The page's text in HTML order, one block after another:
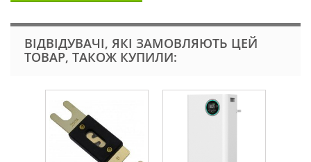
ВІДВІДУВАЧІ, ЯКІ ЗАМОВЛЯЮТЬ ЦЕЙ
ТОВАР, ТАКОЖ КУПИЛИ: